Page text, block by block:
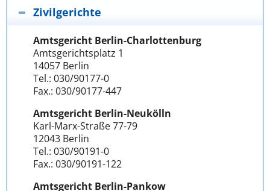
Zivilgerichte
Amtsgericht Berlin-Charlottenburg
Amtsgerichtsplatz 1
14057 Berlin
Tel.: 030/90177-0
Fax.: 030/90177-447
Amtsgericht Berlin-Neukölln
Karl-Marx-Straße 77-79
12043 Berlin
Tel.: 030/90191-0
Fax.: 030/90191-122
Amtsgericht Berlin-Pankow